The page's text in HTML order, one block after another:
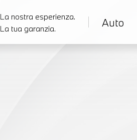
La nostra esperienza.
La tua garanzia.
Auto